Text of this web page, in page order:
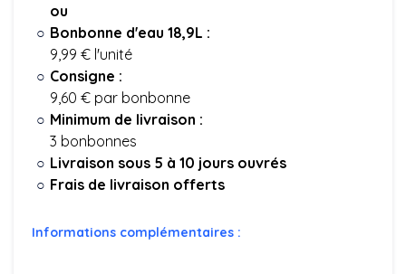
ou
Bonbonne d'eau 18,9L :
9,99 € l'unité
Consigne :
9,60 € par bonbonne
Minimum de livraison :
3 bonbonnes
Livraison sous 5 à 10 jours ouvrés
Frais de livraison offerts
Informations complémentaires :